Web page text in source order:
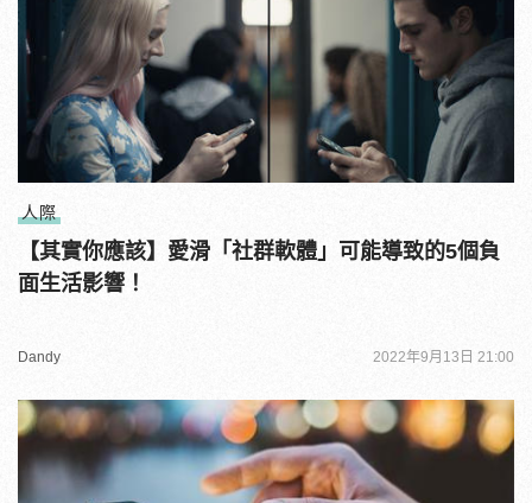
人際
【其實你應該】愛滑「社群軟體」可能導致的5個負
面生活影響！
Dandy 2022年9月13日 21:00